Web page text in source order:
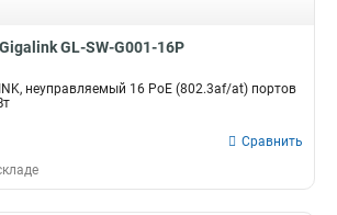
Gigalink GL-SW-G001-16P
неуправляемый 16 PoE (802.3af/at) портов
Сравнить